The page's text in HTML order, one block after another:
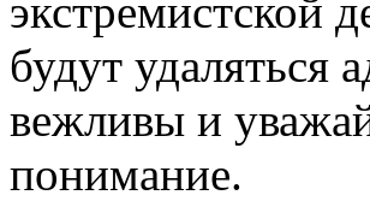
экстремистской
будут удаляться
вежливы и
понимание.